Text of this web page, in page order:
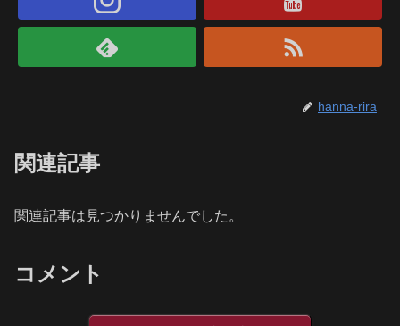
hanna-rira
関連記事
関連記事は見つかりませんでした。
コメント